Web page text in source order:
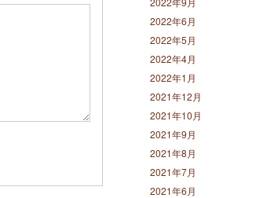
2022年6月
2022年5月
2022年4月
2022年1月
2021年12月
2021年10月
2021年9月
2021年8月
2021年7月
2021年6月